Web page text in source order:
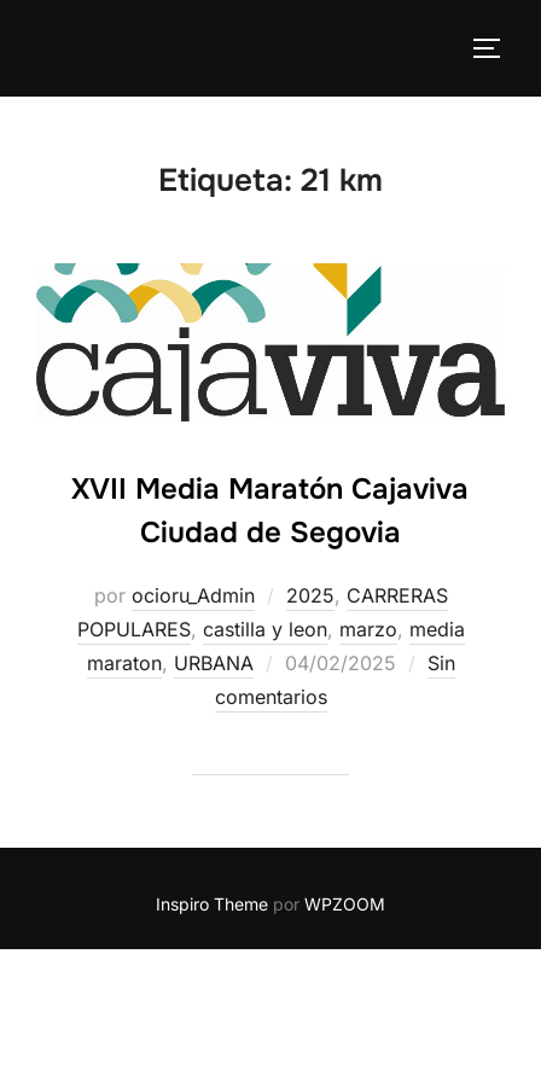
Etiqueta: 21 km
XVII Media Maratón Cajaviva
Ciudad de Segovia
por ocioru_Admin 2025, CARRERAS
POPULARES, castilla y leon, marzo, media
maraton, URBANA 04/02/2025
Sin
comentarios
Inspiro Theme por WPZOOM